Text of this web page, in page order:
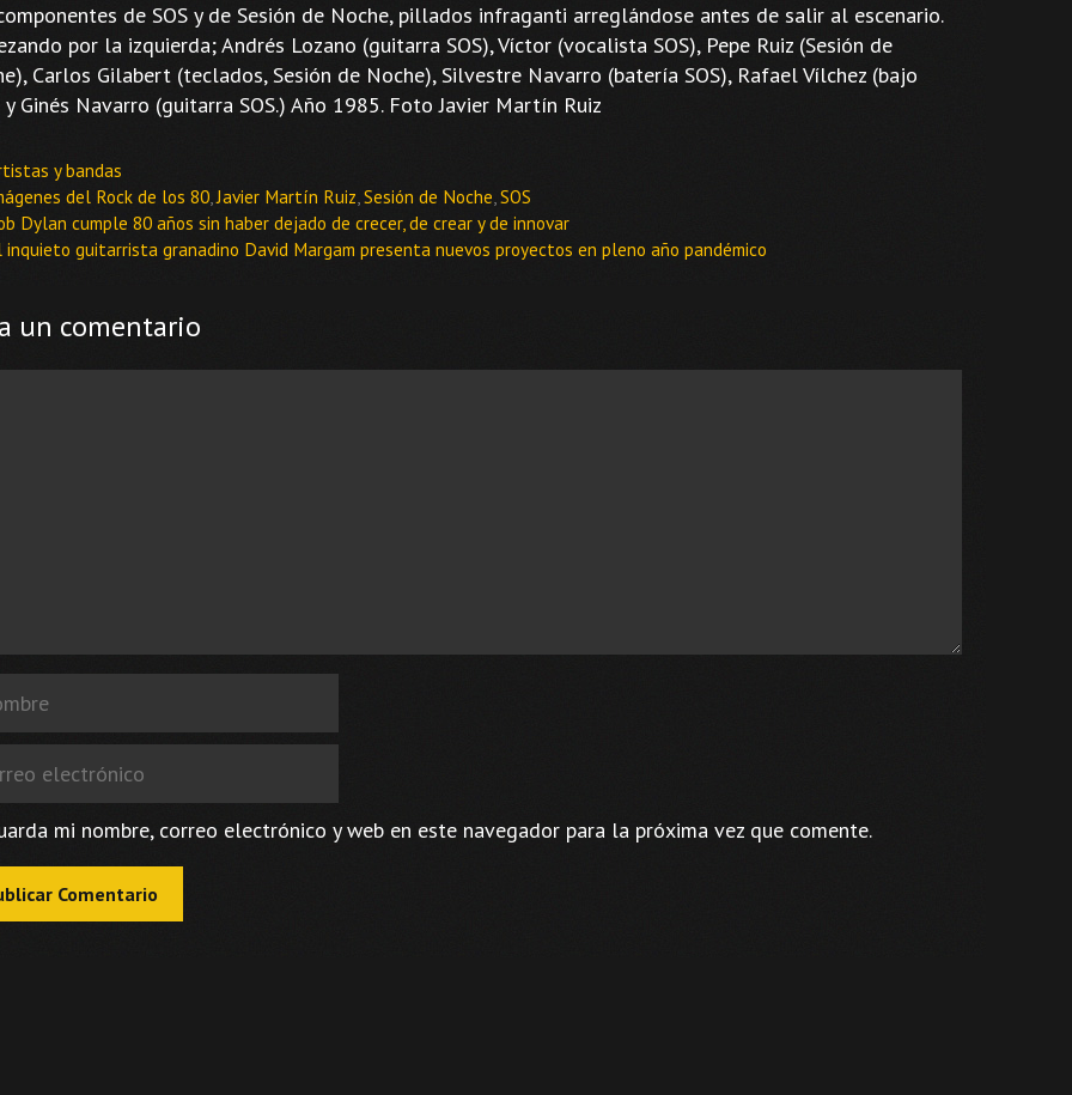
de SOS y de Sesión de Noche, pillados infraganti arreglándose antes de salir al escenario.
por la izquierda; Andrés Lozano (guitarra SOS), Víctor (vocalista SOS), Pepe Ruiz (Sesión de
Carlos Gilabert (teclados, Sesión de Noche), Silvestre Navarro (batería SOS), Rafael Vílchez (bajo
y Ginés Navarro (guitarra SOS.) Año 1985. Foto Javier Martín Ruiz
y bandas
del Rock de los 80 ,Javier Martín Ruiz ,Sesión de Noche ,SOS
Dylan cumple 80 años sin haber dejado de crecer, de crear y de innovar
inquieto guitarrista granadino David Margam presenta nuevos proyectos en pleno año pandémico
un comentario
mi nombre, correo electrónico y web en este navegador para la próxima vez que comente.